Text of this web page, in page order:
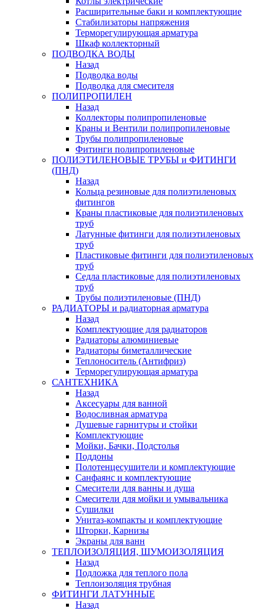
Расширительные баки и комплектующие
Стабилизаторы напряжения
Терморегулирующая арматура
Шкаф коллекторный
ПОДВОДКА ВОДЫ
Назад
Подводка воды
Подводка для смесителя
ПОЛИПРОПИЛЕН
Назад
Коллекторы полипропиленовые
Краны и Вентили полипропиленовые
Трубы полипропиленовые
Фитинги полипропиленовые
ПОЛИЭТИЛЕНОВЫЕ ТРУБЫ и ФИТИНГИ
(ПНД)
Назад
Кольца резиновые для полиэтиленовых
фитингов
Краны пластиковые для полиэтиленовых
труб
Латунные фитинги для полиэтиленовых
труб
Пластиковые фитинги для полиэтиленовых
труб
Седла пластиковые для полиэтиленовых
труб
Трубы полиэтиленовые (ПНД)
РАДИАТОРЫ и радиаторная арматура
Назад
Комплектующие для радиаторов
Радиаторы алюминиевые
Радиаторы биметаллические
Теплоноситель (Антифриз)
Терморегулирующая арматура
САНТЕХНИКА
Назад
Аксесуары для ванной
Водосливная арматура
Душевые гарнитуры и стойки
Комплектующие
Мойки, Бачки, Подстолья
Поддоны
Полотенцесушители и комплектующие
Санфаянс и комплектующие
Смесители для ванны и душа
Смесители для мойки и умывальника
Сушилки
Унитаз-компакты и комплектующие
Шторки, Карнизы
Экраны для ванн
ТЕПЛОИЗОЛЯЦИЯ, ШУМОИЗОЛЯЦИЯ
Назад
Подложка для теплого пола
Теплоизоляция трубная
ФИТИНГИ ЛАТУННЫЕ
Назад